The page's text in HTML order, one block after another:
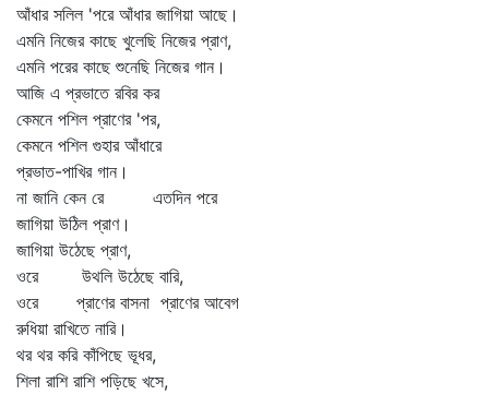
আঁধার সলিল 'পরে আঁধার জাগিয়া আছে।
এমনি নিজের কাছে খুলেছি নিজের প্রাণ,
এমনি পরের কাছে শুনেছি নিজের গান।
আজি এ প্রভাতে রবির কর
কেমনে পশিল প্রাণের 'পর,
কেমনে পশিল গুহার আঁধারে
প্রভাত-পাখির গান।
না জানি কেন রে এতদিন পরে
জাগিয়া উঠিল প্রাণ।
জাগিয়া উঠেছে প্রাণ,
ওরে উথলি উঠেছে বারি,
ওরে প্রাণের বাসনা প্রাণের আবেগ
রুধিয়া রাখিতে নারি।
থর থর করি কাঁপিছে ভূধর,
শিলা রাশি রাশি পড়িছে খসে,